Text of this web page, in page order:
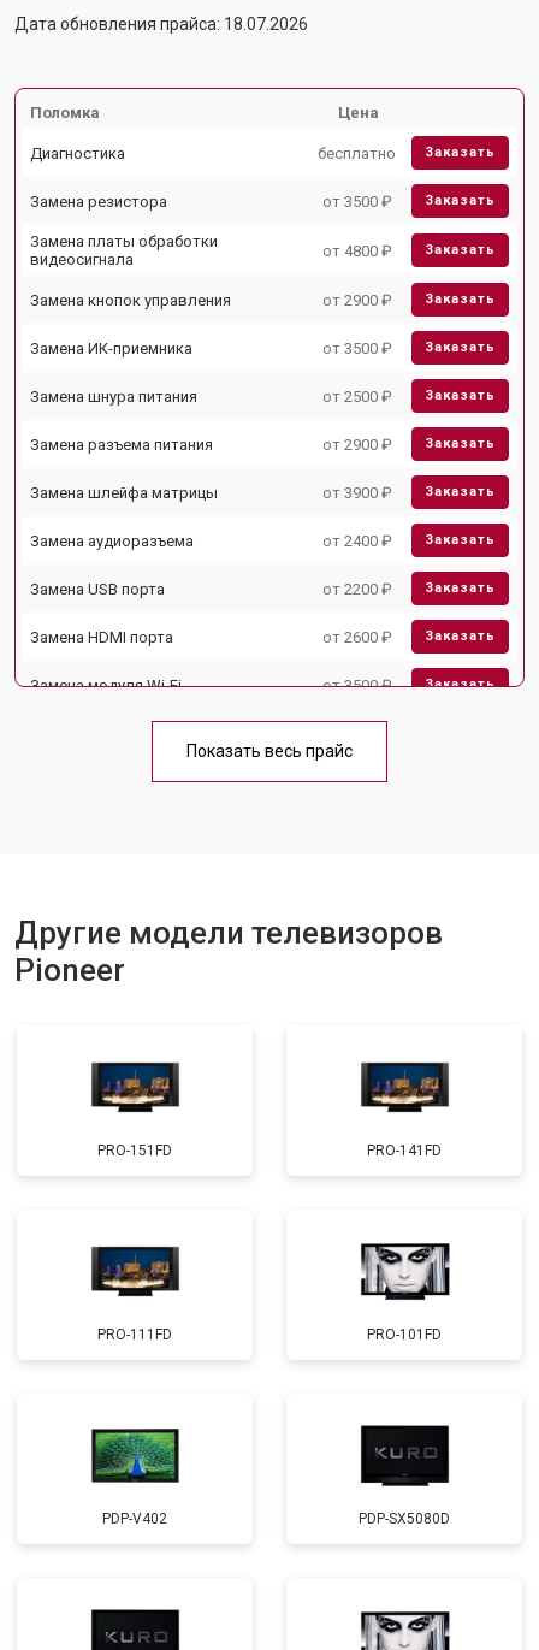
Дата обновления прайса: 18.07.2026
Поломка Цена
Диагностика бесплатно Заказать
Замена резистора от 3500 ₽ Заказать
Замена платы обработки
видеосигнала
от 4800 ₽ Заказать
Замена кнопок управления от 2900 ₽ Заказать
Замена ИК-приемника от 3500 ₽ Заказать
Замена шнура питания от 2500 ₽ Заказать
Замена разъема питания от 2900 ₽ Заказать
Замена шлейфа матрицы от 3900 ₽ Заказать
Замена аудиоразъема от 2400 ₽ Заказать
Замена USB порта от 2200 ₽ Заказать
Замена HDMI порта от 2600 ₽ Заказать
Замена модуля Wi-Fi от 3500 ₽ Заказать
Ремонт блока управления от 3100 ₽
Прошивка от 3900 ₽ Заказать
Замена трансформаторов
подсветки
Показать весь прайс
Другие модели телевизоров
Pioneer
PRO-151FD PRO-141FD
PRO-111FD PRO-101FD
PDP-V402 PDP-SX5080D